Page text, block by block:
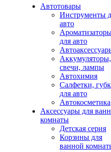
Автотовары
Инструменты
авто
для авто
Аккумуляторы,
свечи, лампы
Автохимия
Салфетки,
для авто
Автокосметика
Аксессуары для
комнаты
Детская серия
Корзины для
ванной